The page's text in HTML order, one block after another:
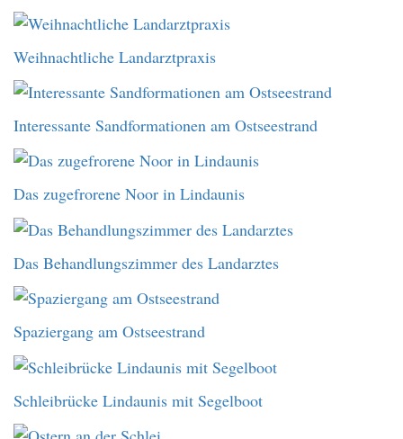
Weihnachtliche Landarztpraxis
Interessante Sandformationen am Ostseestrand
Das zugefrorene Noor in Lindaunis
Das Behandlungszimmer des Landarztes
Spaziergang am Ostseestrand
Schleibrücke Lindaunis mit Segelboot